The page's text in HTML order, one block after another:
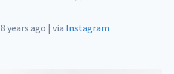
8 years ago | via Instagram